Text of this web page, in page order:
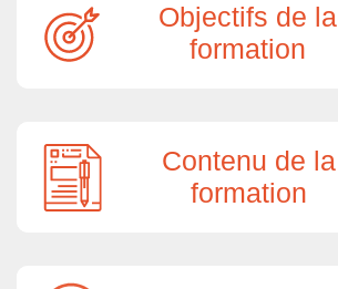
Objectifs de la
formation
Contenu de la
formation